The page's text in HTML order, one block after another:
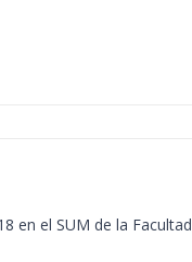
en el SUM de la Facultad